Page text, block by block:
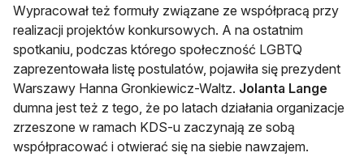
Wypracował też formuły związane ze współpracą przy
realizacji projektów konkursowych. A na ostatnim
spotkaniu, podczas którego społeczność LGBTQ
zaprezentowała listę postulatów, pojawiła się prezydent
Warszawy Hanna Gronkiewicz-Waltz. Jolanta Lange
dumna jest też z tego, że po latach działania organizacje
zrzeszone w ramach KDS-u zaczynają ze sobą
współpracować i otwierać się na siebie nawzajem.